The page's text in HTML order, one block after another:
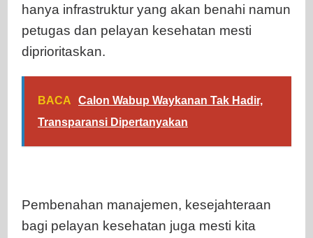
hanya infrastruktur yang akan benahi namun
petugas dan pelayan kesehatan mesti
diprioritaskan.
BACA
Calon Wabup Waykanan Tak Hadir,
Transparansi Dipertanyakan
Pembenahan manajemen, kesejahteraan
bagi pelayan kesehatan juga mesti kita